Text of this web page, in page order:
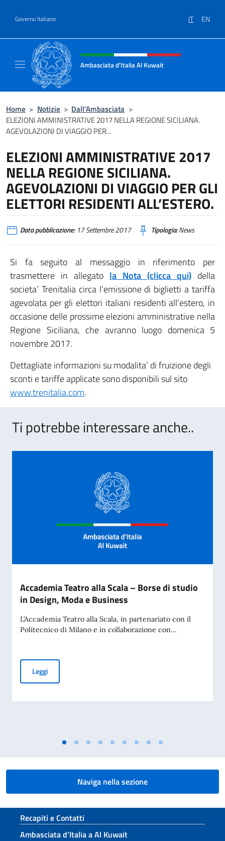
Governo Italiano IT EN
Intestazione sito, social e menù
Ambasciata d'Italia Al Kuwait
Home > Notizie > Dall’Ambasciata >
ELEZIONI AMMINISTRATIVE 2017 NELLA REGIONE SICILIANA.
AGEVOLAZIONI DI VIAGGIO PER...
ELEZIONI AMMINISTRATIVE 2017
NELLA REGIONE SICILIANA.
AGEVOLAZIONI DI VIAGGIO PER GLI
ELETTORI RESIDENTI ALL’ESTERO.
Data pubblicazione:17 Settembre 2017 Tipologia:News
Si fa seguito al messaggio in riferimento per
trasmettere in allegato la Nota (clicca qui) della
societa’ Trenitalia circa l’emissione di biglietti a tariffa
agevolata per gli elettori italiani residenti all’estero, in
occasione delle prossime elezioni amministrative nella
Regione Siciliana, che avranno luogo domenica 5
novembre 2017.
Dettagliate informazioni su modalita’ di fruizione degli
sconti e tariffe applicate sono disponibili sul sito
www.trenitalia.com.
Ti potrebbe interessare anche..
Accademia Teatro alla Scala – Borse di studio
in Design, Moda e Business
L’Accademia Teatro alla Scala, in partenariato con il
Politecnico di Milano e in collaborazione con...
LeggiAccademia Teatro alla Scala – Borse di studio in Design,
Naviga nella sezione
Sezione footer
Recapiti e Contatti
Ambasciata d’Italia a Al Kuwait